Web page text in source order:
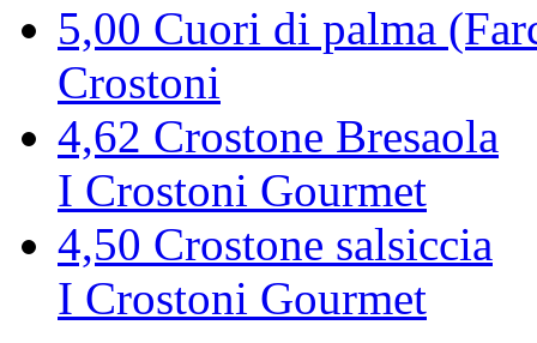
5,00 Cuori di palma
Crostoni
4,62 Crostone Bresaola
I Crostoni Gourmet
4,50 Crostone salsiccia
I Crostoni Gourmet